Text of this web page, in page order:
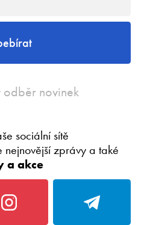
odběr novinek
sociální sítě
nejnovější zprávy a také
a akce